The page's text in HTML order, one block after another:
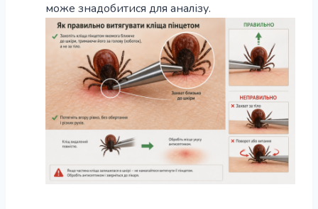
може знадобитися для аналізу.